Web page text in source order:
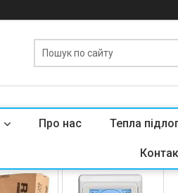
Про нас Тепла